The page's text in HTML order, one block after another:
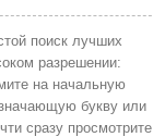
поиск лучших
разрешении:
на начальную
букву или
сразу просмотрите